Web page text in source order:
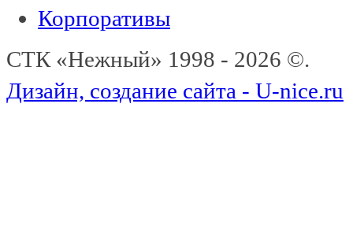
Корпоративы
СТК «Нежный» 1998 - 2026 ©.
Дизайн, создание сайта - U-nice.ru